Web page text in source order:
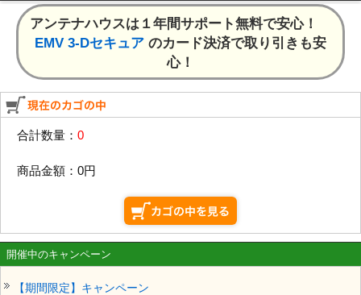
アンテナハウスは１年間サポート無料で安心！
EMV 3-Dセキュア のカード決済で取り引きも安
心！
合計数量： 0
商品金額： 0円
開催中のキャンペーン
【期間限定】キャンペーン